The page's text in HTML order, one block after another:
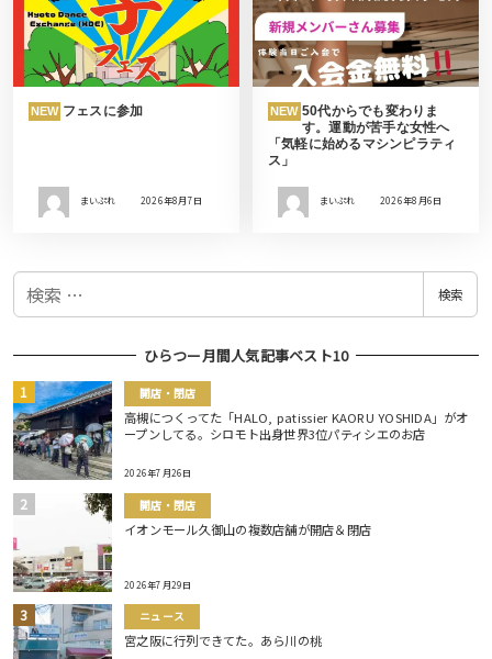
NEW フェスに参加
まいぷれ 2026年8月7日
NEW 50代からでも変わりま
す。運動が苦手な女性へ
「気軽に始めるマシンピラティ
ス」
まいぷれ 2026年8月6日
検
検索
ひらつー月間人気記事ベスト10
開店・閉店
高槻につくってた「HALO, patissier KAORU YOSHIDA」がオ
ープンしてる。シロモト出身世界3位パティシエのお店
2026年7月26日
開店・閉店
イオンモール久御山の複数店舗が開店＆閉店
2026年7月29日
ニュース
宮之阪に行列できてた。あら川の桃